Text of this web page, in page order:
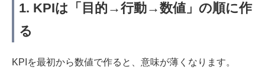
1. KPIは「目的→行動→数値」の順に作
る
KPIを最初から数値で作ると、意味が薄くなります。